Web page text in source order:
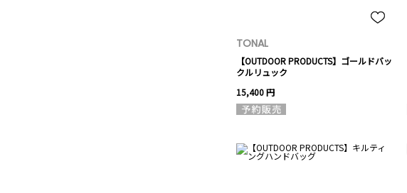
TONAL
【OUTDOOR PRODUCTS】ゴールドバッ
クルリュック
15,400 円